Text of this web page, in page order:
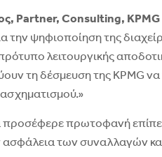
Partner, Consulting, KPMG
την ψηφιοποίηση της
λειτουργικής
τη δέσμευση της KPMG
πρωτοφανή
των συναλλαγών